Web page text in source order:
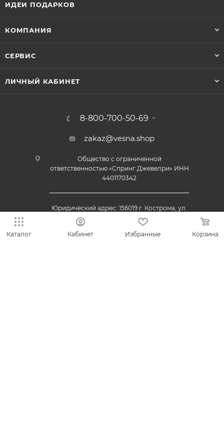
ИДЕИ ПОДАРКОВ
КОМПАНИЯ
СЕРВИС
ЛИЧНЫЙ КАБИНЕТ
8-800-700-50-69
zakaz@vesna.shop
Общество с ограниченной
ответственностью «Спринг Джевелри» ИНН
4401170342
Юридический адрес: 156019 г. Кострома, ул.
Индустриальная, д. 50/2, помещение 9, к. 19.
Каталог Кабинет Избранные Корзина